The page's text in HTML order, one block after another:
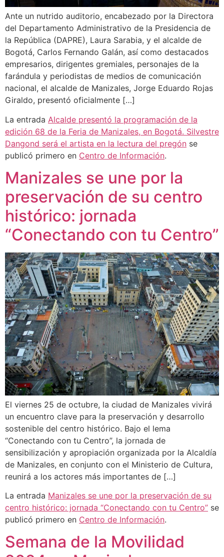
Ante un nutrido auditorio, encabezado por la Directora
del Departamento Administrativo de la Presidencia de
la República (DAPRE), Laura Sarabia, y el alcalde de
Bogotá, Carlos Fernando Galán, así como destacados
empresarios, dirigentes gremiales, personajes de la
farándula y periodistas de medios de comunicación
nacional, el alcalde de Manizales, Jorge Eduardo Rojas
Giraldo, presentó oficialmente […]
La entrada Alcalde presentó la programación de la
edición 68 de la Feria de Manizales, en Bogotá. Silvestre
Dangond será el artista en la lectura del pregón se
publicó primero en Centro de Información.
Manizales se une por la
preservación de su centro
histórico: jornada
“Conectando con tu Centro”
El viernes 25 de octubre, la ciudad de Manizales vivirá
un encuentro clave para la preservación y desarrollo
sostenible del centro histórico. Bajo el lema
“Conectando con tu Centro”, la jornada de
sensibilización y apropiación organizada por la Alcaldía
de Manizales, en conjunto con el Ministerio de Cultura,
reunirá a los actores más importantes de […]
La entrada Manizales se une por la preservación de su
centro histórico: jornada “Conectando con tu Centro” se
publicó primero en Centro de Información.
Semana de la Movilidad